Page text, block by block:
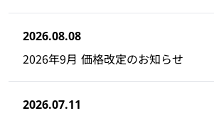
2026.08.08
2026年9月 価格改定のお知らせ
2026.07.11